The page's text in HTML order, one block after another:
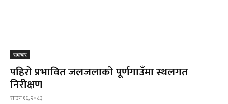
समाचार
पहिरो प्रभावित जलजलाको पूर्णगाउँमा स्थलगत
निरीक्षण
साउन १६, २०८३